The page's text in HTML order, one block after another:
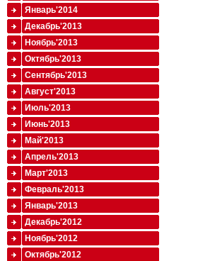
Январь'2014
Декабрь'2013
Ноябрь'2013
Октябрь'2013
Сентябрь'2013
Август'2013
Июль'2013
Июнь'2013
Май'2013
Апрель'2013
Март'2013
Февраль'2013
Январь'2013
Декабрь'2012
Ноябрь'2012
Октябрь'2012